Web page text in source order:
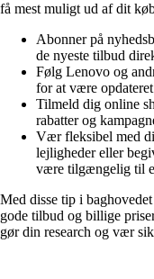
få mest muligt ud af dit
Abonner på
de nyeste tilbud
Følg Lenovo og
for at være
Tilmeld dig online
rabatter og
Vær fleksibel med
lejligheder eller
være tilgængelig til
Med disse tip i
gode tilbud og billige
gør din research og vær